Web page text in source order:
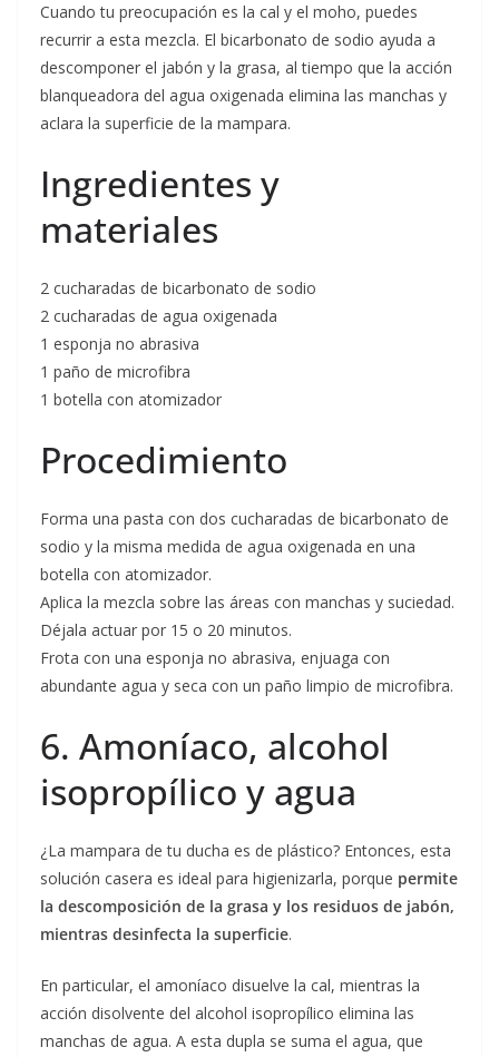
Cuando tu preocupación es la cal y el moho, puedes
recurrir a esta mezcla. El bicarbonato de sodio ayuda a
descomponer el jabón y la grasa, al tiempo que la acción
blanqueadora del agua oxigenada elimina las manchas y
aclara la superficie de la mampara.
Ingredientes y
materiales
2 cucharadas de bicarbonato de sodio
2 cucharadas de agua oxigenada
1 esponja no abrasiva
1 paño de microfibra
1 botella con atomizador
Procedimiento
Forma una pasta con dos cucharadas de bicarbonato de
sodio y la misma medida de agua oxigenada en una
botella con atomizador.
Aplica la mezcla sobre las áreas con manchas y suciedad.
Déjala actuar por 15 o 20 minutos.
Frota con una esponja no abrasiva, enjuaga con
abundante agua y seca con un paño limpio de microfibra.
6. Amoníaco, alcohol
isopropílico y agua
¿La mampara de tu ducha es de plástico? Entonces, esta
solución casera es ideal para higienizarla, porque permite
la descomposición de la grasa y los residuos de jabón,
mientras desinfecta la superficie.
En particular, el amoníaco disuelve la cal, mientras la
acción disolvente del alcohol isopropílico elimina las
manchas de agua. A esta dupla se suma el agua, que